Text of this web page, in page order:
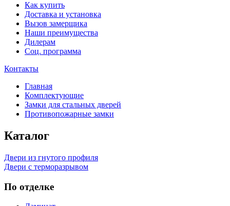
Как купить
Доставка и установка
Вызов замерщика
Наши преимущества
Дилерам
Соц. программа
Контакты
Главная
Комплектующие
Замки для стальных дверей
Противопожарные замки
Каталог
Двери из гнутого профиля
Двери с терморазрывом
По отделке